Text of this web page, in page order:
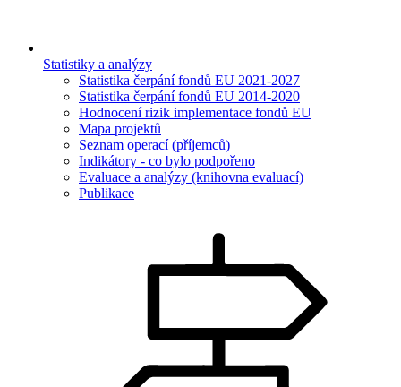
Statistiky a analýzy
Statistika čerpání fondů EU 2021-2027
Statistika čerpání fondů EU 2014-2020
Hodnocení rizik implementace fondů EU
Mapa projektů
Seznam operací (příjemců)
Indikátory - co bylo podpořeno
Evaluace a analýzy (knihovna evaluací)
Publikace